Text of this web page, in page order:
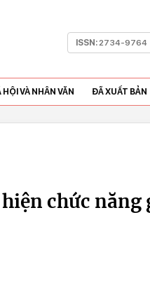
ISSN:2734-9764
VÀ NHÂN VĂN ĐÃ XUẤT BẢN
chức năng